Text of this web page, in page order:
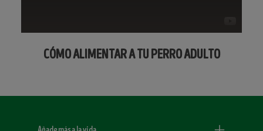
CÓMO ALIMENTAR A TU PERRO ADULTO